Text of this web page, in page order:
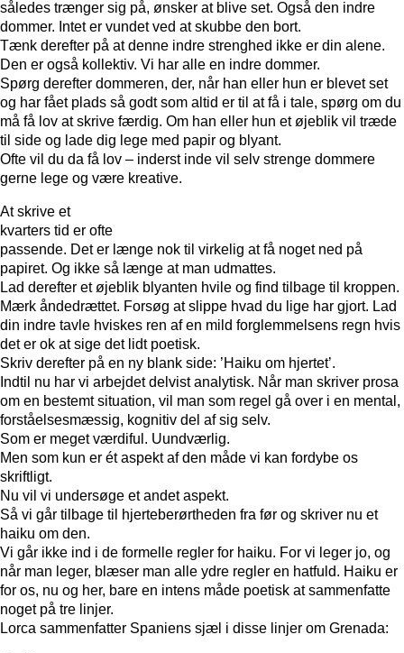
således trænger sig på, ønsker at blive set. Også den indre
dommer. Intet er vundet ved at skubbe den bort.
Tænk derefter på at denne indre strenghed ikke er din alene.
Den er også kollektiv. Vi har alle en indre dommer.
Spørg derefter dommeren, der, når han eller hun er blevet set
og har fået plads så godt som altid er til at få i tale, spørg om du
må få lov at skrive færdig. Om han eller hun et øjeblik vil træde
til side og lade dig lege med papir og blyant.
Ofte vil du da få lov – inderst inde vil selv strenge dommere
gerne lege og være kreative.
At skrive et
kvarters tid er ofte
passende. Det er længe nok til virkelig at få noget ned på
papiret. Og ikke så længe at man udmattes.
Lad derefter et øjeblik blyanten hvile og find tilbage til kroppen.
Mærk åndedrættet. Forsøg at slippe hvad du lige har gjort. Lad
din indre tavle hviskes ren af en mild forglemmelsens regn hvis
det er ok at sige det lidt poetisk.
Skriv derefter på en ny blank side: ’Haiku om hjertet’.
Indtil nu har vi arbejdet delvist analytisk. Når man skriver prosa
om en bestemt situation, vil man som regel gå over i en mental,
forståelsesmæssig, kognitiv del af sig selv.
Som er meget værdiful. Uundværlig.
Men som kun er ét aspekt af den måde vi kan fordybe os
skriftligt.
Nu vil vi undersøge et andet aspekt.
Så vi går tilbage til hjerteberørtheden fra før og skriver nu et
haiku om den.
Vi går ikke ind i de formelle regler for haiku. For vi leger jo, og
når man leger, blæser man alle ydre regler en hatfuld. Haiku er
for os, nu og her, bare en intens måde poetisk at sammenfatte
noget på tre linjer.
Lorca sammenfatter Spaniens sjæl i disse linjer om Grenada: